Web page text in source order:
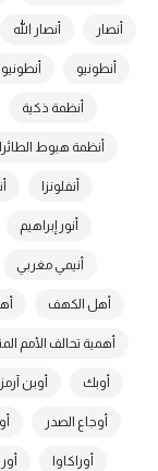
أنصار أنصار الله
أنطونيو
أنظمة ذكية
أنظمة هبوط
أنفلونزا
أنور إبراهيم
أنيمي مغربي
أهل الكهف
أهمية تحالف الأمم
أوبك أوبن آرمز
أوجاع الصدر
أوراكاوا